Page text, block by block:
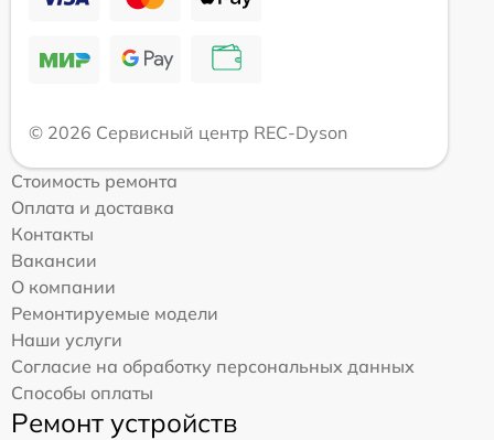
© 2026 Сервисный центр REC-Dyson
Стоимость ремонта
Оплата и доставка
Контакты
Вакансии
О компании
Ремонтируемые модели
Наши услуги
Согласие на обработку персональных данных
Способы оплаты
Ремонт устройств